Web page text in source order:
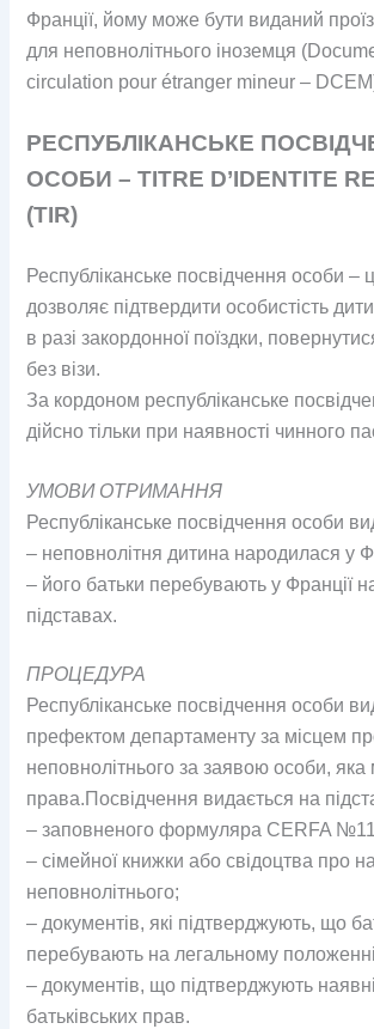
Франції, йому може бути виданий
для неповнолітнього іноземця
circulation pour étranger mineur –
РЕСПУБЛІКАНСЬКЕ
ОСОБИ – TITRE D’IDENTITE
(TIR)
Республіканське посвідчення особи –
дозволяє підтвердити особистість
в разі закордонної поїздки,
без візи.
За кордоном республіканське
дійсно тільки при наявності чинного
УМОВИ ОТРИМАННЯ
Республіканське посвідчення особи
– неповнолітня дитина народилася у
– його батьки перебувають у Франції
підставах.
ПРОЦЕДУРА
Республіканське посвідчення особи
префектом департаменту за місцем
неповнолітнього за заявою особи, яка
права.Посвідчення видається на
– заповненого формуляра CERFA
– сімейної книжки або свідоцтва про
неповнолітнього;
– документів, які підтверджують, що
перебувають на легальному
– документів, що підтверджують
батьківських прав.